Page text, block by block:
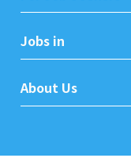
Jobs in
About Us